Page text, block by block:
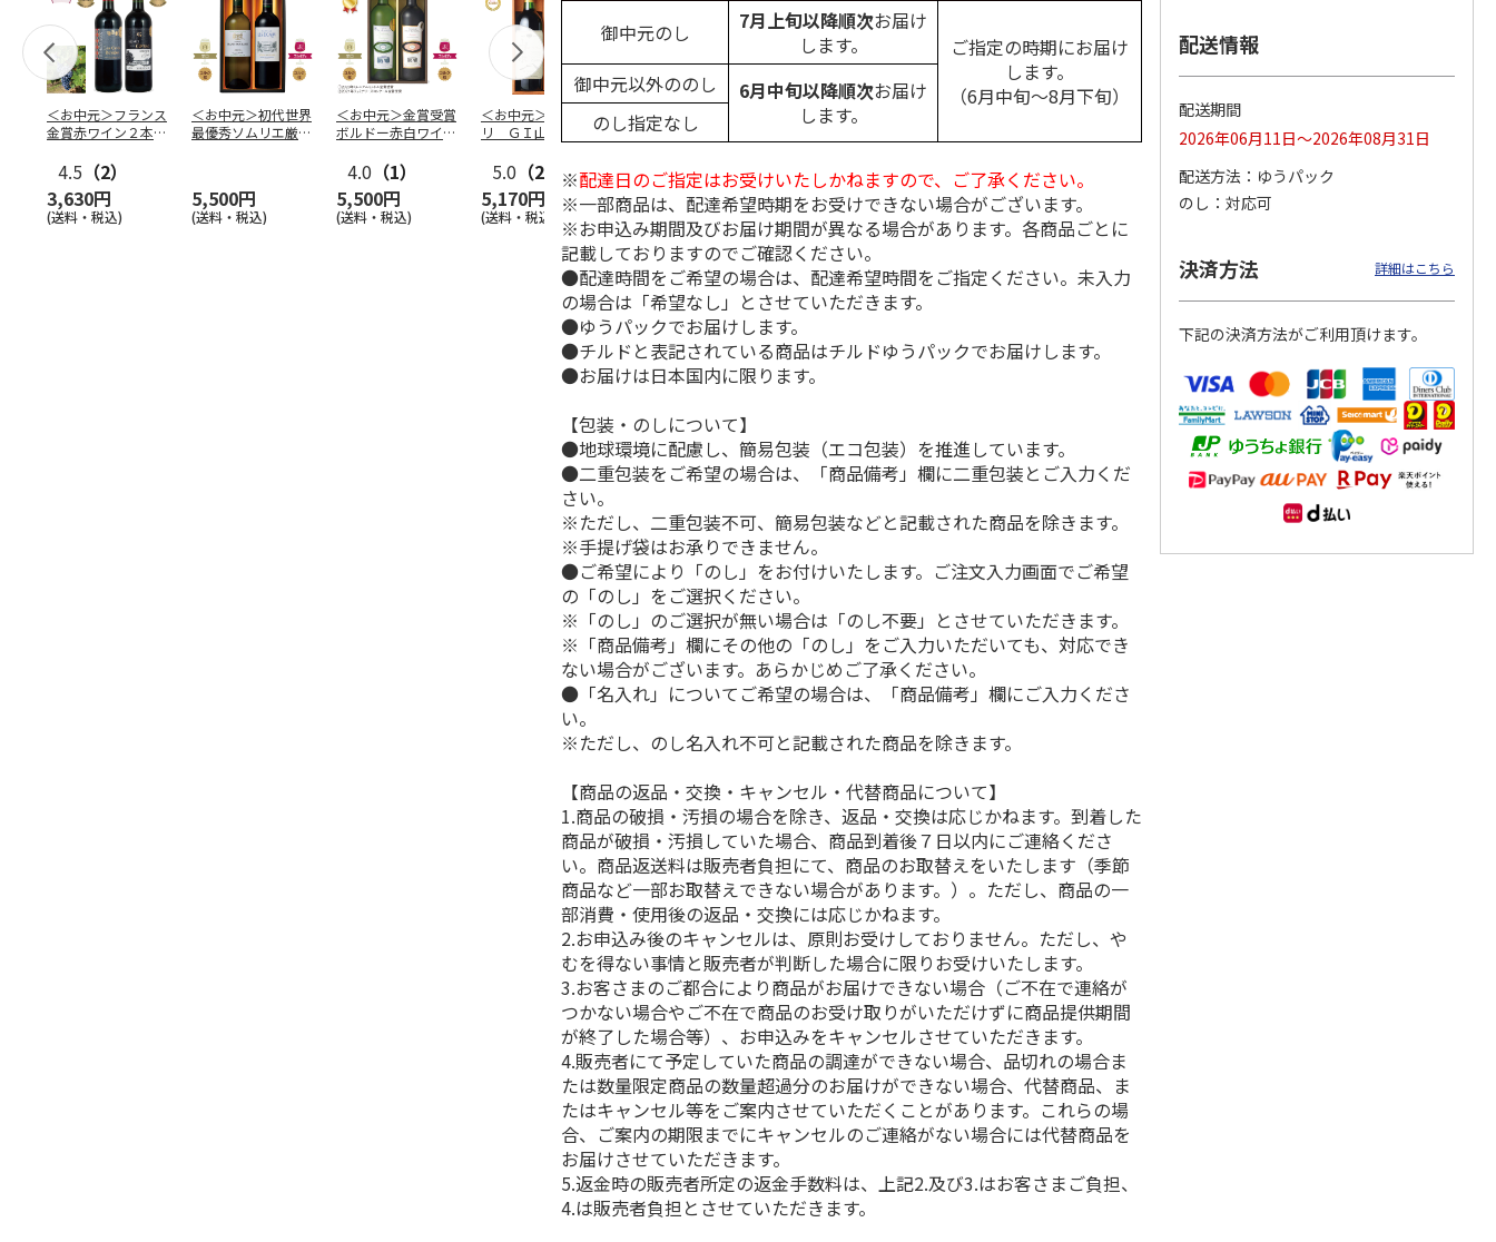
＜お中元＞フランス
金賞赤ワイン２本セ
4.5 （2）
3,630円
(送料・税込)
＜お中元＞初代世界
最優秀ソムリエ厳選
5,500円
(送料・税込)
＜お中元＞金賞受賞
ボルドー赤白ワイン
4.0 （1）
5,500円
(送料・税込)
＜お中元＞シャンモ
リ ＧＩ山梨甲州＆
ーＡ…
5.0 （2）
5,170円
(送料・税込)
＜お中元＞濱田 梅
酒ＨＡＭＡＤＡ Ｒ
3,800円
(送料・税込)
＜お中元＞モメサ
5,500円
(送料・税込)
5.0
（1）
4,180円
(送料・税込)
4,730円
(送料・税込)
＜お中元＞チョーヤ
梅酒 ザ・チョー
ヤ ギフトエディシ
ョン
4,500円
(送料・税込)
ルガリアワイン リ
ュボフ赤白セット
御中元のし
7月上旬以降順次お届け
します。
ご指定の時期にお届け
します。
（6月中旬～8月下旬）
御中元以外ののし 6月中旬以降順次お届け
します。
のし指定なし
※配達日のご指定はお受けいたしかねますので、ご了承ください。
※一部商品は、配達希望時期をお受けできない場合がございます。
※お申込み期間及びお届け期間が異なる場合があります。各商品ごとに
記載しておりますのでご確認ください。
●配達時間をご希望の場合は、配達希望時間をご指定ください。未入力
の場合は「希望なし」とさせていただきます。
●ゆうパックでお届けします。
●チルドと表記されている商品はチルドゆうパックでお届けします。
●お届けは日本国内に限ります。
【包装・のしについて】
●地球環境に配慮し、簡易包装（エコ包装）を推進しています。
●二重包装をご希望の場合は、「商品備考」欄に二重包装とご入力くだ
さい。
※ただし、二重包装不可、簡易包装などと記載された商品を除きます。
※手提げ袋はお承りできません。
●ご希望により「のし」をお付けいたします。ご注文入力画面でご希望
の「のし」をご選択ください。
※「のし」のご選択が無い場合は「のし不要」とさせていただきます。
※「商品備考」欄にその他の「のし」をご入力いただいても、対応でき
ない場合がございます。あらかじめご了承ください。
●「名入れ」についてご希望の場合は、「商品備考」欄にご入力くださ
い。
※ただし、のし名入れ不可と記載された商品を除きます。
【商品の返品・交換・キャンセル・代替商品について】
1.商品の破損・汚損の場合を除き、返品・交換は応じかねます。到着した
商品が破損・汚損していた場合、商品到着後７日以内にご連絡くださ
い。商品返送料は販売者負担にて、商品のお取替えをいたします（季節
商品など一部お取替えできない場合があります。）。ただし、商品の一
部消費・使用後の返品・交換には応じかねます。
2.お申込み後のキャンセルは、原則お受けしておりません。ただし、や
むを得ない事情と販売者が判断した場合に限りお受けいたします。
3.お客さまのご都合により商品がお届けできない場合（ご不在で連絡が
つかない場合やご不在で商品のお受け取りがいただけずに商品提供期間
が終了した場合等）、お申込みをキャンセルさせていただきます。
4.販売者にて予定していた商品の調達ができない場合、品切れの場合ま
たは数量限定商品の数量超過分のお届けができない場合、代替商品、ま
たはキャンセル等をご案内させていただくことがあります。これらの場
合、ご案内の期限までにキャンセルのご連絡がない場合には代替商品を
お届けさせていただきます。
5.返金時の販売者所定の返金手数料は、上記2.及び3.はお客さまご負担、
4.は販売者負担とさせていただきます。
配送情報
配送期間
2026年06月11日～2026年08月31日
配送方法
ゆうパック
のし
対応可
決済方法 詳細はこちら
下記の決済方法がご利用頂けます。